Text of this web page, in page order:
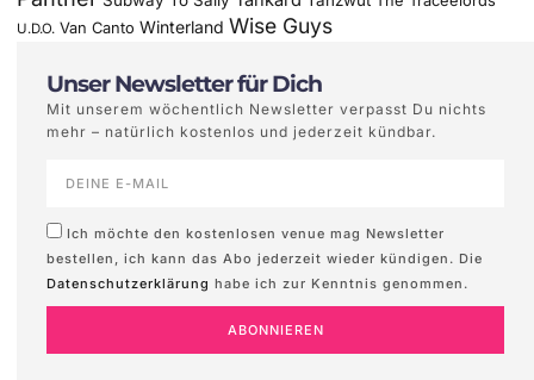
U.D.O. Van Canto Winterland Wise Guys
Unser Newsletter für Dich
Mit unserem wöchentlich Newsletter verpasst Du nichts
mehr – natürlich kostenlos und jederzeit kündbar.
Ich möchte den kostenlosen venue mag Newsletter
bestellen, ich kann das Abo jederzeit wieder kündigen. Die
Datenschutzerklärung habe ich zur Kenntnis genommen.
ABONNIEREN